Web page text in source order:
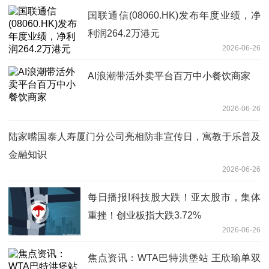
国联通信(08060.HK)发布年度业绩，净
利润264.2万港元
2026-06-26
AI浪潮带活外卖平台百万中小餐饮商家
2026-06-26
陆家嘴国泰人寿厦门分公司亮相防非宣传日，寓教于乐普及
金融知识
2026-06-26
每日播报!科技股大跌！亚太股市，集体
重挫！创业板指大跌3.72%
2026-06-26
焦点资讯：WTA巴特洪堡站 王欣瑜单双